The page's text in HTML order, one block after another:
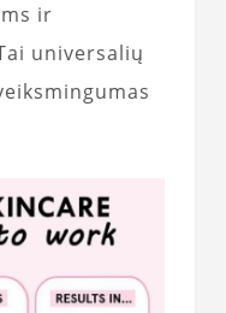
ir
universalių